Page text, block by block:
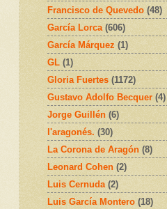
Francisco de Quevedo (48)
García Lorca (606)
García Márquez (1)
GL (1)
Gloria Fuertes (1172)
Gustavo Adolfo Becquer (4)
Jorge Guillén (6)
l'aragonés. (30)
La Corona de Aragón (8)
Leonard Cohen (2)
Luis Cernuda (2)
Luis García Montero (18)